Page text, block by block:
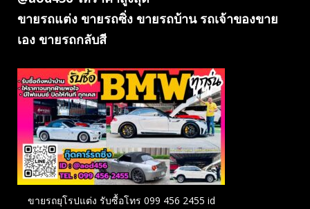
ขายรถแต่ง ขายรถซิ่ง ขายรถบ้าน รถเจ้าของขาย
เอง ขายรถกลับสี
ขายรถยุโรปแต่ง รับซื้อโทร 099 456 2455 id